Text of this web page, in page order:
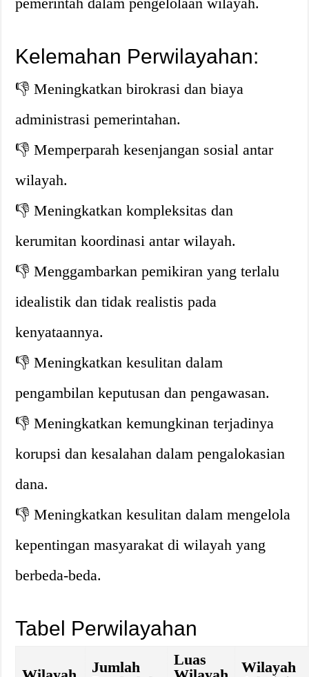
Kelemahan Perwilayahan:
👎 Meningkatkan birokrasi dan biaya
administrasi pemerintahan.
👎 Memperparah kesenjangan sosial antar
wilayah.
👎 Meningkatkan kompleksitas dan
kerumitan koordinasi antar wilayah.
👎 Menggambarkan pemikiran yang terlalu
idealistik dan tidak realistis pada
kenyataannya.
👎 Meningkatkan kesulitan dalam
pengambilan keputusan dan pengawasan.
👎 Meningkatkan kemungkinan terjadinya
korupsi dan kesalahan dalam pengalokasian
dana.
👎 Meningkatkan kesulitan dalam mengelola
kepentingan masyarakat di wilayah yang
berbeda-beda.
Tabel Perwilayahan
Jumlah
Luas
Wilayah